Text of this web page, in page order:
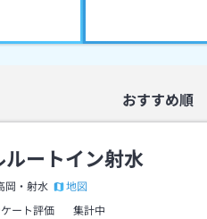
おすすめ順
ルートイン射水
岡・射水
地図
ート評価
集計中